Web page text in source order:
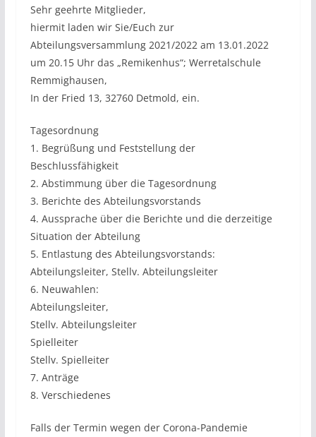
Sehr geehrte Mitglieder,
hiermit laden wir Sie/Euch zur
Abteilungsversammlung 2021/2022 am 13.01.2022
um 20.15 Uhr das „Remikenhus“; Werretalschule
Remmighausen,
In der Fried 13, 32760 Detmold, ein.
Tagesordnung
1. Begrüßung und Feststellung der
Beschlussfähigkeit
2. Abstimmung über die Tagesordnung
3. Berichte des Abteilungsvorstands
4. Aussprache über die Berichte und die derzeitige
Situation der Abteilung
5. Entlastung des Abteilungsvorstands:
Abteilungsleiter, Stellv. Abteilungsleiter
6. Neuwahlen:
Abteilungsleiter,
Stellv. Abteilungsleiter
Spielleiter
Stellv. Spielleiter
7. Anträge
8. Verschiedenes
Falls der Termin wegen der Corona-Pandemie